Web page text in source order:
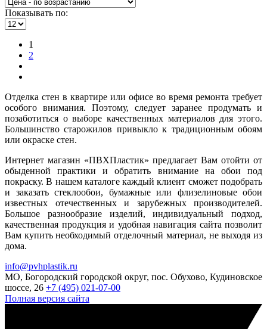
Показывать по:
1
2
Отделка стен в квартире или офисе во время ремонта требует
особого внимания. Поэтому, следует заранее продумать и
позаботиться о выборе качественных материалов для этого.
Большинство старожилов привыкло к традиционным обоям
или окраске стен.
Интернет магазин «ПВХПластик» предлагает Вам отойти от
обыденной практики и обратить внимание на обои под
покраску. В нашем каталоге каждый клиент сможет подобрать
и заказать стеклообои, бумажные или флизелиновые обои
известных отечественных и зарубежных производителей.
Большое разнообразие изделий, индивидуальный подход,
качественная продукция и удобная навигация сайта позволит
Вам купить необходимый отделочный материал, не выходя из
дома.
info@pvhplastik.ru
МО, Богородский городской округ, пос. Обухово, Кудиновское
шоссе, 26 +7 (495) 021-07-00
Полная версия сайта